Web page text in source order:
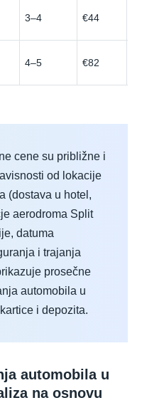
3–4 €44
4–5 €82
cene su približne i
od lokacije
(dostava u hotel,
aerodroma Split
datuma
i trajanja
prosečne
automobila u
i depozita.
automobila u
na osnovu